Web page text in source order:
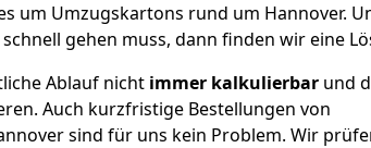
um Umzugskartons rund um Hannover.
gehen muss, dann finden wir eine
Ablauf nicht immer kalkulierbar und
Auch kurzfristige Bestellungen von
sind für uns kein Problem. Wir